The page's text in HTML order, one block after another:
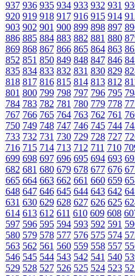
937 936 935 934 933 932 931
920 919 918 917 916 915 914
903 902 901 900 899 898 897
886 885 884 883 882 881 880
869 868 867 866 865 864 863
852 851 850 849 848 847 846
835 834 833 832 831 830 829
818 817 816 815 814 813 812
801 800 799 798 797 796 795
784 783 782 781 780 779 778
767 766 765 764 763 762 761
750 749 748 747 746 745 744
733 732 731 730 729 728 727
716 715 714 713 712 711 710
699 698 697 696 695 694 693
682 681 680 679 678 677 676
665 664 663 662 661 660 659
648 647 646 645 644 643 642
631 630 629 628 627 626 625
614 613 612 611 610 609 608
597 596 595 594 593 592 591
580 579 578 577 576 575 574
563 562 561 560 559 558 557
546 545 544 543 542 541 540
529 528 527 526 525 524 523